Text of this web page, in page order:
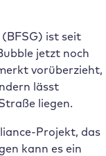
ist seit
jetzt noch
vorüberzieht,
lässt
liegen.
Projekt, das
kann es ein